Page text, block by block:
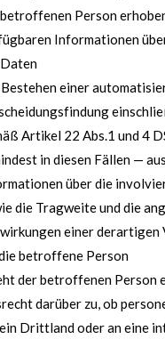
Person
Informationen
Bestehen einer
Artikel 22 Abs.1 und 4
in diesen Fällen —
über die
die Tragweite und die
einer derartigen
betroffene Person
der betroffenen Person
darüber zu, ob
Drittland oder an eine